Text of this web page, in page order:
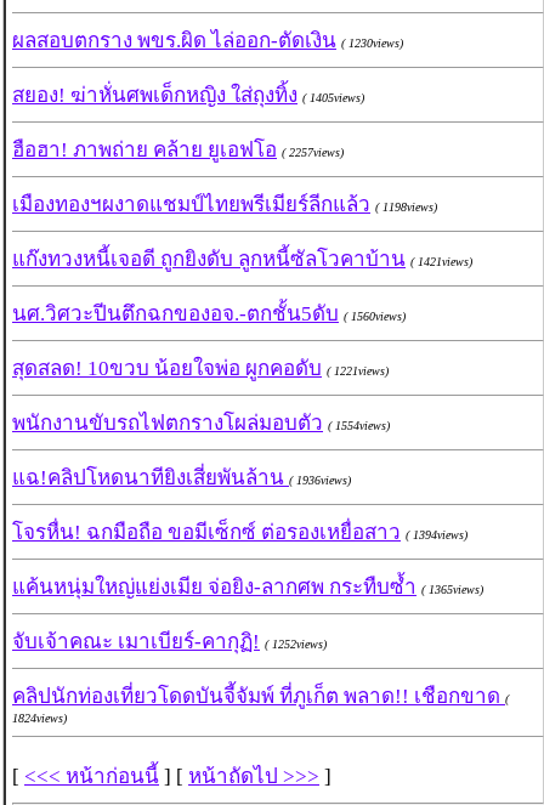
ผลสอบตกราง พขร.ผิด ไล่ออก-ตัดเงิน ( 1230views)
สยอง! ฆ่าหั่นศพเด็กหญิง ใส่ถุงทิ้ง ( 1405views)
ฮือฮา! ภาพถ่าย คล้าย ยูเอฟโอ ( 2257views)
เมืองทองฯผงาดแชมป์ไทยพรีเมียร์ลีกแล้ว ( 1198views)
แก๊งทวงหนี้เจอดี ถูกยิงดับ ลูกหนี้ซัลโวคาบ้าน ( 1421views)
นศ.วิศวะปีนตึกฉกของอจ.-ตกชั้น5ดับ ( 1560views)
สุดสลด! 10ขวบ น้อยใจพ่อ ผูกคอดับ ( 1221views)
พนักงานขับรถไฟตกรางโผล่มอบตัว ( 1554views)
แฉ!คลิปโหดนาทียิงเสี่ยพันล้าน ( 1936views)
โจรหื่น! ฉกมือถือ ขอมีเซ็กซ์ ต่อรองเหยื่อสาว ( 1394views)
แค้นหนุ่มใหญ่แย่งเมีย จ่อยิง-ลากศพ กระทืบซ้ำ ( 1365views)
จับเจ้าคณะ เมาเบียร์-คากุฏิ! ( 1252views)
คลิปนักท่องเที่ยวโดดบันจี้จัมพ์ ที่ภูเก็ต พลาด!! เชือกขาด (
1824views)
[ <<< หน้าก่อนนี้ ] [ หน้าถัดไป >>> ]